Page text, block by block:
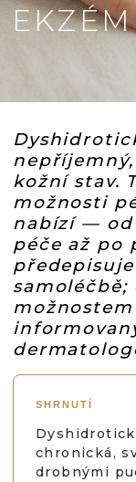
kožní stav.
možnosti
nabízí — od
péče až po
samoléčbě;
SHRNUTÍ
chronická,
drobnými